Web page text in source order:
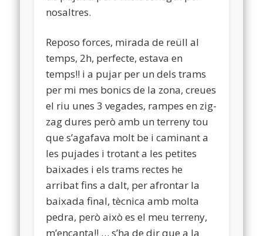
nosaltres.
Reposo forces, mirada de reüll al
temps, 2h, perfecte, estava en
temps!! i a pujar per un dels trams
per mi mes bonics de la zona, creues
el riu unes 3 vegades, rampes en zig-
zag dures però amb un terreny tou
que s’agafava molt be i caminant a
les pujades i trotant a les petites
baixades i els trams rectes he
arribat fins a dalt, per afrontar la
baixada final, tècnica amb molta
pedra, però això es el meu terreny,
m’encanta!! … s’ha de dir que a la